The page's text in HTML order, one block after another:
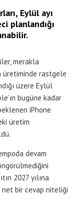
Eylül ayı
planlandığı
merakla
üretiminde rastgele
üzere Eylül
bugüne kadar
iPhone
üretim
devam
2027 yılına
bir cevap niteliği